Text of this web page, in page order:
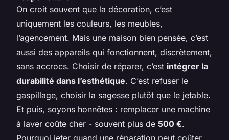
On croit souvent que la décoration, c’est
uniquement les couleurs, les meubles,
l’agencement. Mais une maison bien pensée, c’est
aussi des appareils qui fonctionnent, discrètement,
sans accrocs. Choisir de réparer, c’est intégrer la
durabilité dans l’esthétique. C’est refuser le
gaspillage, choisir la sagesse plutôt que le jetable.
Et puis, soyons honnêtes : remplacer une machine
à laver coûte cher - souvent plus de 500 €.
Pourquoi jeter quand une réparation peut coûter